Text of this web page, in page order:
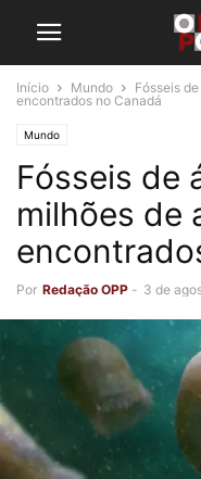
Início Mundo
Fósseis
encontrados no Canadá
Mundo
Fósseis de
milhões de
Por Redação OPP - 3 de